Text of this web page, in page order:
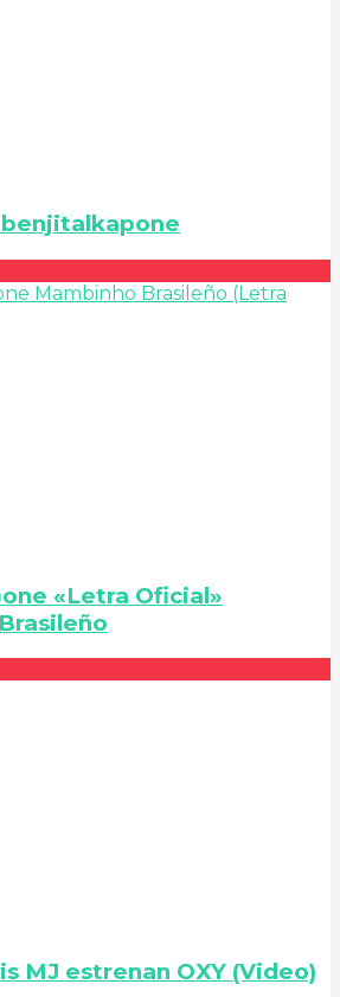
«Letra Oficial»
MJ estrenan OXY (Video)